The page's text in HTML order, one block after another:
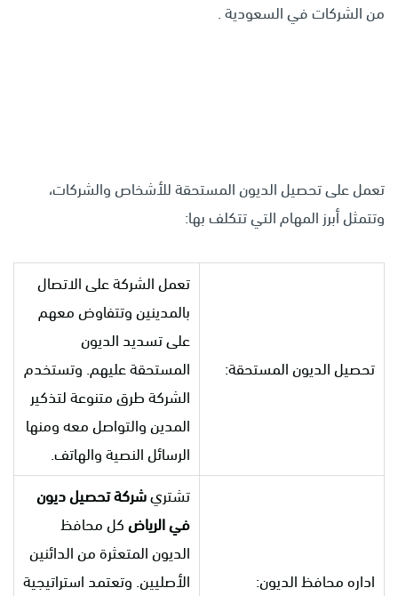
من الشركات في السعودية .
تعمل على تحصيل الديون المستحقة للأشخاص والشركات،
وتتمثل أبرز المهام التي تتكلف بها:
تحصيل الديون المستحقة:
تعمل الشركة على الاتصال
بالمدينين وتتفاوض معهم
على تسديد الديون
المستحقة عليهم. وتستخدم
الشركة طرق متنوعة لتذكير
المدين والتواصل معه ومنها
الرسائل النصية والهاتف.
اداره محافظ الديون:
تشتريشركة تحصيل ديون
في الرياضكل محافظ
الديون المتعثرة من الدائنين
الأصليين. وتعتمد استراتيجية